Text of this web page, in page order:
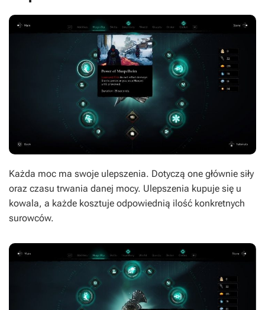
Każda moc ma swoje ulepszenia. Dotyczą one głównie siły
oraz czasu trwania danej mocy. Ulepszenia kupuje się u
kowala, a każde kosztuje odpowiednią ilość konkretnych
surowców.